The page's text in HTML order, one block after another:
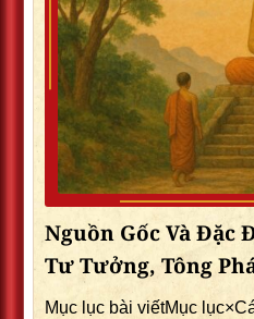
Nguồn Gốc Và Đặc
Tư Tưởng, Tông
Mục lục bài viếtMục